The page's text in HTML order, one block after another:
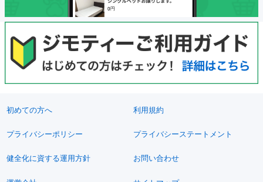
初めての方へ 利用規約
プライバシーポリシー プライバシーステートメント
健全化に資する運用方針 お問い合わせ